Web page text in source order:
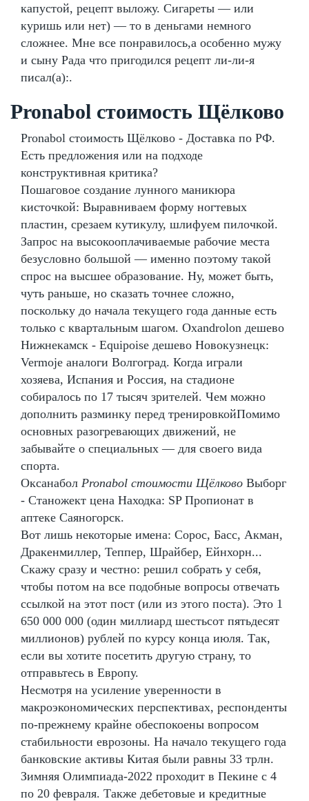
капустой, рецепт выложу. Сигареты — или
куришь или нет) — то в деньгами немного
сложнее. Мне все понравилось,а особенно мужу
и сыну Рада что пригодился рецепт ли-ли-я
писал(а):.
Pronabol стоимость Щёлково
Pronabol стоимость Щёлково - Доставка по РФ.
Есть предложения или на подходе
конструктивная критика?
Пошаговое создание лунного маникюра
кисточкой: Выравниваем форму ногтевых
пластин, срезаем кутикулу, шлифуем пилочкой.
Запрос на высокооплачиваемые рабочие места
безусловно большой — именно поэтому такой
спрос на высшее образование. Ну, может быть,
чуть раньше, но сказать точнее сложно,
поскольку до начала текущего года данные есть
только с квартальным шагом. Oxandrolon дешево
Нижнекамск - Equipoise дешево Новокузнецк:
Vermoje аналоги Волгоград. Когда играли
хозяева, Испания и Россия, на стадионе
собиралось по 17 тысяч зрителей. Чем можно
дополнить разминку перед тренировкойПомимо
основных разогревающих движений, не
забывайте о специальных — для своего вида
спорта.
Оксанабол Pronabol стоимости Щёлково Выборг
- Станожект цена Находка: SP Пропионат в
аптеке Саяногорск.
Вот лишь некоторые имена: Сорос, Басс, Акман,
Дракенмиллер, Теппер, Шрайбер, Ейнхорн...
Скажу сразу и честно: решил собрать у себя,
чтобы потом на все подобные вопросы отвечать
ссылкой на этот пост (или из этого поста). Это 1
650 000 000 (один миллиард шестьсот пятьдесят
миллионов) рублей по курсу конца июля. Так,
если вы хотите посетить другую страну, то
отправьтесь в Европу.
Несмотря на усиление уверенности в
макроэкономических перспективах, респонденты
по-прежнему крайне обеспокоены вопросом
стабильности еврозоны. На начало текущего года
банковские активы Китая были равны 33 трлн.
Зимняя Олимпиада-2022 проходит в Пекине с 4
по 20 февраля. Также дебетовые и кредитные